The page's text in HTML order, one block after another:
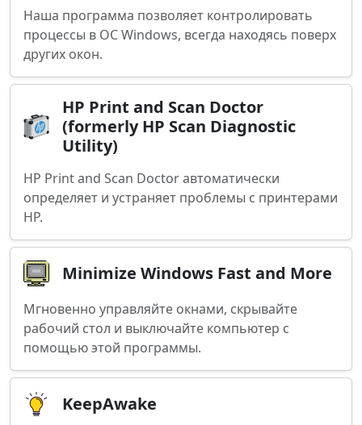
Наша программа позволяет контролировать
процессы в ОС Windows, всегда находясь поверх
других окон.
HP Print and Scan Doctor
(formerly HP Scan Diagnostic
Utility)
HP Print and Scan Doctor автоматически
определяет и устраняет проблемы с принтерами
HP.
Minimize Windows Fast and More
Мгновенно управляйте окнами, скрывайте
рабочий стол и выключайте компьютер с
помощью этой программы.
KeepAwake